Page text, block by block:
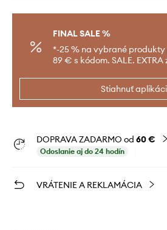
FINAL SALE %
*-25 % na vybrané produkty
89 € s kódom. SALE.
Stiahnuť
DOPRAVA ZADARMO od 60 €
Odoslanie aj do 24 hodín
VRÁTENIE A REKLAMÁCIA